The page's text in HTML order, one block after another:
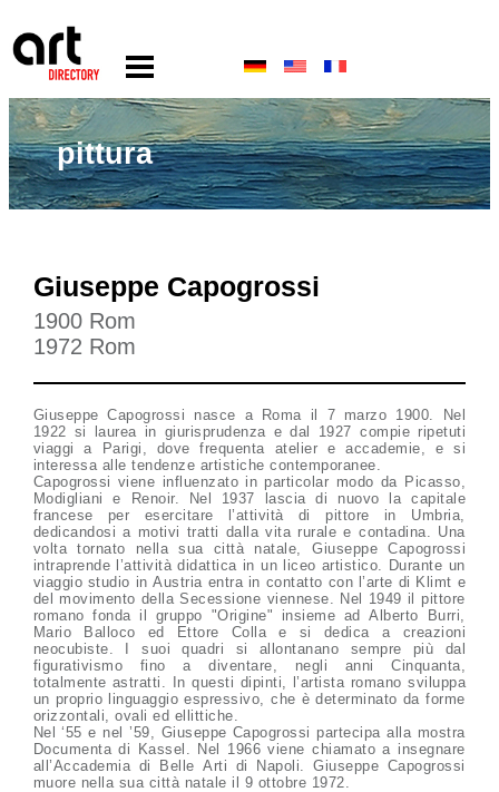
pittura
Giuseppe Capogrossi
1900 Rom
1972 Rom
Giuseppe Capogrossi nasce a Roma il 7 marzo 1900. Nel
1922 si laurea in giurisprudenza e dal 1927 compie ripetuti
viaggi a Parigi, dove frequenta atelier e accademie, e si
interessa alle tendenze artistiche contemporanee.
Capogrossi viene influenzato in particolar modo da Picasso,
Modigliani e Renoir. Nel 1937 lascia di nuovo la capitale
francese per esercitare l’attività di pittore in Umbria,
dedicandosi a motivi tratti dalla vita rurale e contadina. Una
volta tornato nella sua città natale, Giuseppe Capogrossi
intraprende l’attività didattica in un liceo artistico. Durante un
viaggio studio in Austria entra in contatto con l’arte di Klimt e
del movimento della Secessione viennese. Nel 1949 il pittore
romano fonda il gruppo "Origine" insieme ad Alberto Burri,
Mario Balloco ed Ettore Colla e si dedica a creazioni
neocubiste. I suoi quadri si allontanano sempre più dal
figurativismo fino a diventare, negli anni Cinquanta,
totalmente astratti. In questi dipinti, l’artista romano sviluppa
un proprio linguaggio espressivo, che è determinato da forme
orizzontali, ovali ed ellittiche.
Nel ‘55 e nel ’59, Giuseppe Capogrossi partecipa alla mostra
Documenta di Kassel. Nel 1966 viene chiamato a insegnare
all’Accademia di Belle Arti di Napoli. Giuseppe Capogrossi
muore nella sua città natale il 9 ottobre 1972.